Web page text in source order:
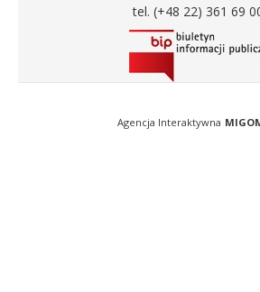
tel. (+48 22) 361 69
Agencja Interaktywna